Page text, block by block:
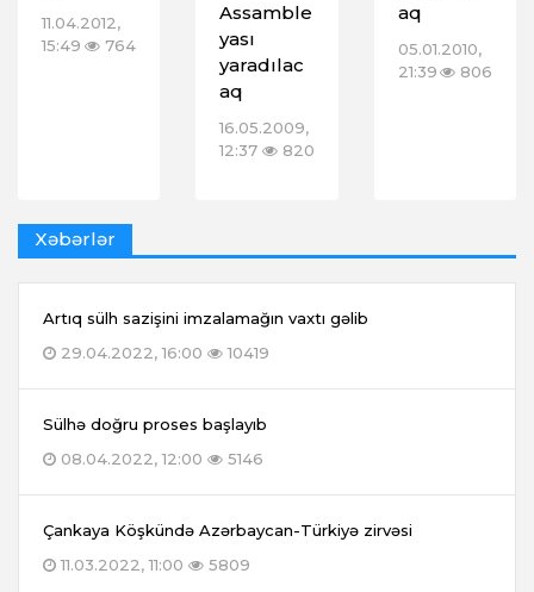
11.04.2012,
15:49
764
Assamble
yası
yaradılac
aq
16.05.2009,
12:37
820
aq
05.01.2010,
21:39
806
Xəbərlər
Artıq sülh sazişini imzalamağın vaxtı gəlib
29.04.2022, 16:00
10419
Sülhə doğru proses başlayıb
08.04.2022, 12:00
5146
Çankaya Köşkündə Azərbaycan-Türkiyə zirvəsi
11.03.2022, 11:00
5809